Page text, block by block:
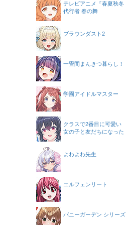
テレビアニメ『春夏秋冬
代行者 春の舞
ブラウンダスト2
一畳間まんきつ暮らし！
学園アイドルマスター
クラスで2番目に可愛い
女の子と友だちになった
よわよわ先生
エルフェンリート
バニーガーデン シリーズ